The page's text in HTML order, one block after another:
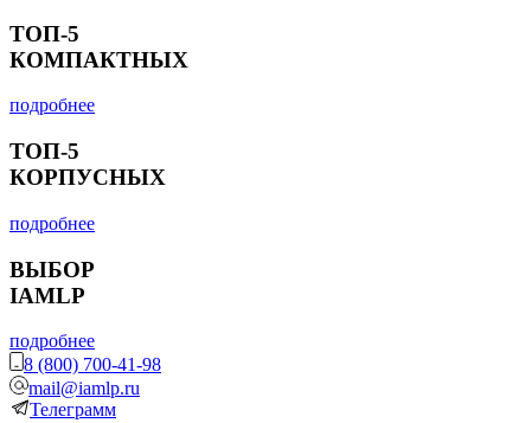
ТОП-5
КОМПАКТНЫХ
подробнее
ТОП-5
КОРПУСНЫХ
подробнее
ВЫБОР
IAMLP
подробнее
8 (800) 700-41-98
mail@iamlp.ru
Телеграмм